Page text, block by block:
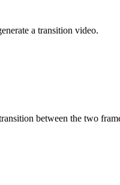
a transition video.
between the two